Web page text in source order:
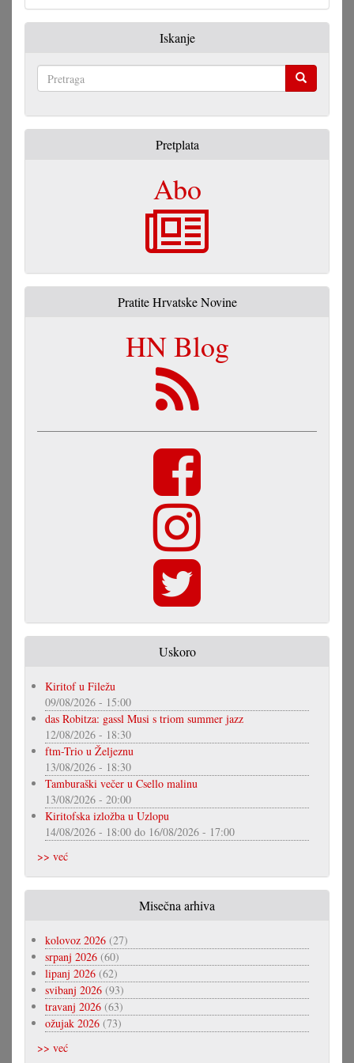
Iskanje
Pretplata
Abo
Pratite Hrvatske Novine
HN Blog
Uskoro
Kiritof u Filežu
09/08/2026 - 15:00
das Robitza: gassl Musi s triom summer jazz
12/08/2026 - 18:30
ftm-Trio u Željeznu
13/08/2026 - 18:30
Tamburaški večer u Csello malinu
13/08/2026 - 20:00
Kiritofska izložba u Uzlopu
14/08/2026 - 18:00 do 16/08/2026 - 17:00
>> već
Misečna arhiva
kolovoz 2026 (27)
srpanj 2026 (60)
lipanj 2026 (62)
svibanj 2026 (93)
travanj 2026 (63)
ožujak 2026 (73)
>> već